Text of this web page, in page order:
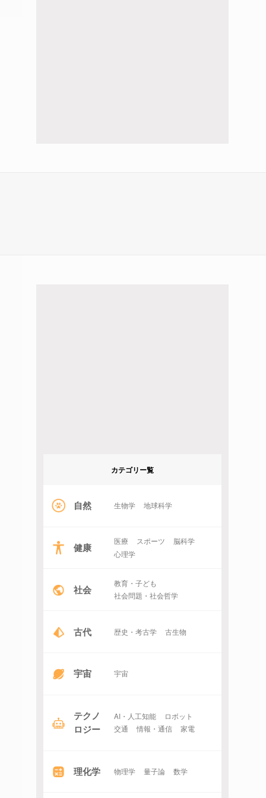
カテゴリー覧
自然 生物学 地球科学
健康 医療 スポーツ
脳科学
心理学
社会
教育・子ども
社会問題・社会哲学
古代 歴史・考古学 古生物
宇宙 宇宙
テクノ
ロジー
AI・人工知能
ロボット
交通
情報・通信 家電
理化学 物理学 量子論 数学